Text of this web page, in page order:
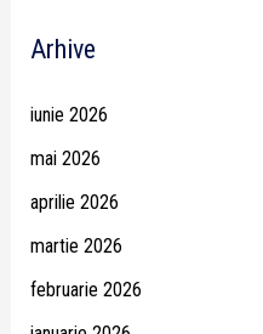
Arhive
iunie 2026
mai 2026
aprilie 2026
martie 2026
februarie 2026